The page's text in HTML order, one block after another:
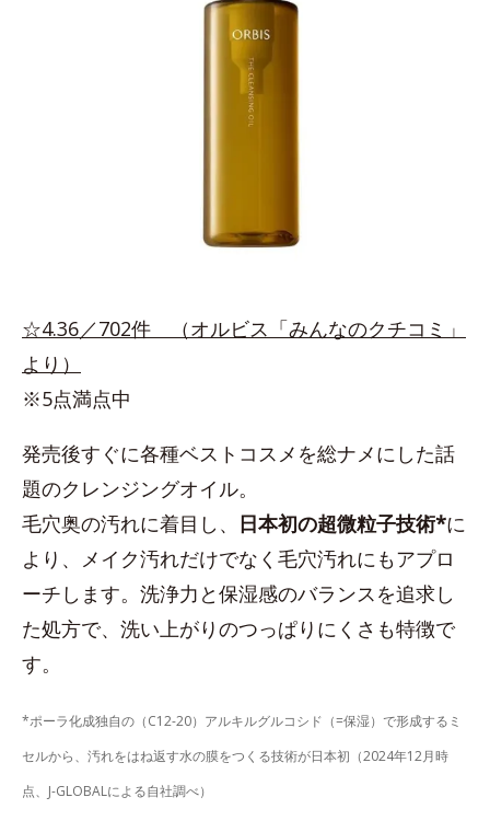
☆4.36／702件 （オルビス「みんなのクチコミ」
より）
※5点満点中
発売後すぐに各種ベストコスメを総ナメにした話
題のクレンジングオイル。
毛穴奥の汚れに着目し、 日本初の超微粒子技術*に
より、メイク汚れだけでなく毛穴汚れにもアプロ
ーチします。洗浄力と保湿感のバランスを追求し
た処方で、洗い上がりのつっぱりにくさも特徴で
す。
*ポーラ化成独自の（C12-20）アルキルグルコシド（=保湿）で形成するミ
セルから、汚れをはね返す水の膜をつくる技術が日本初（2024年12月時
点、J-GLOBALによる自社調べ）